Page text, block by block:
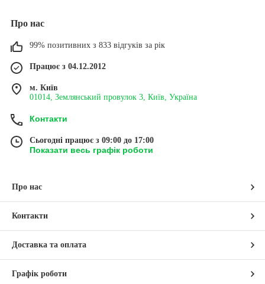
Про нас
99% позитивних з 833 відгуків за рік
Працює з 04.12.2012
м. Київ
01014, Землянський провулок 3, Київ, Україна
Контакти
Сьогодні працює з 09:00 до 17:00
Показати весь графік роботи
Про нас
Контакти
Доставка та оплата
Графік роботи